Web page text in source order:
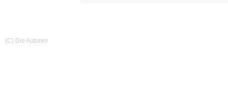
(C) Die Autoren